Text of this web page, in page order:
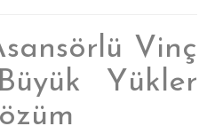
Vinç
Yükler